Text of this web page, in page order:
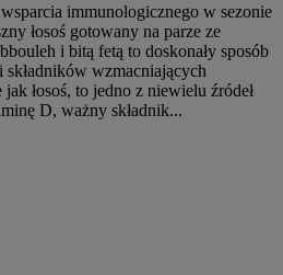
immunologicznego w sezonie
łosoś gotowany na parze ze
i bitą fetą to doskonały sposób
wzmacniających
łosoś, to jedno z niewielu źródeł
D, ważny składnik...